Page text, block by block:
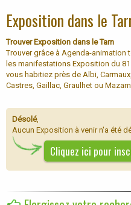
Exposition dans le
Trouver Exposition dans le Tarn
Trouver grâce à Agenda-animation
les manifestations Exposition du
vous habitiez près de Albi, Carmaux,
Castres, Gaillac, Graulhet ou
Désolé,
Aucun Exposition à venir n'a été
Cliquez ici pour